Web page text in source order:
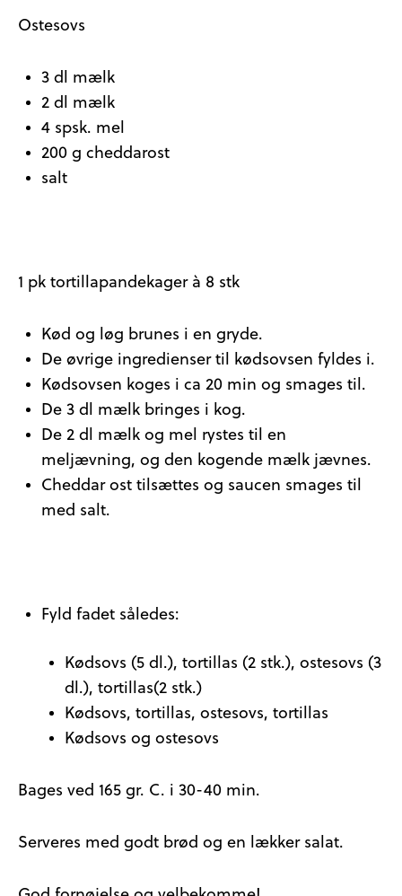
Ostesovs
3 dl mælk
2 dl mælk
4 spsk. mel
200 g cheddarost
salt
1 pk tortillapandekager à 8 stk
Kød og løg brunes i en gryde.
De øvrige ingredienser til kødsovsen fyldes i.
Kødsovsen koges i ca 20 min og smages til.
De 3 dl mælk bringes i kog.
De 2 dl mælk og mel rystes til en
meljævning, og den kogende mælk jævnes.
Cheddar ost tilsættes og saucen smages til
med salt.
Fyld fadet således:
Kødsovs (5 dl.), tortillas (2 stk.), ostesovs (3
dl.), tortillas(2 stk.)
Kødsovs, tortillas, ostesovs, tortillas
Kødsovs og ostesovs
Bages ved 165 gr. C. i 30-40 min.
Serveres med godt brød og en lækker salat.